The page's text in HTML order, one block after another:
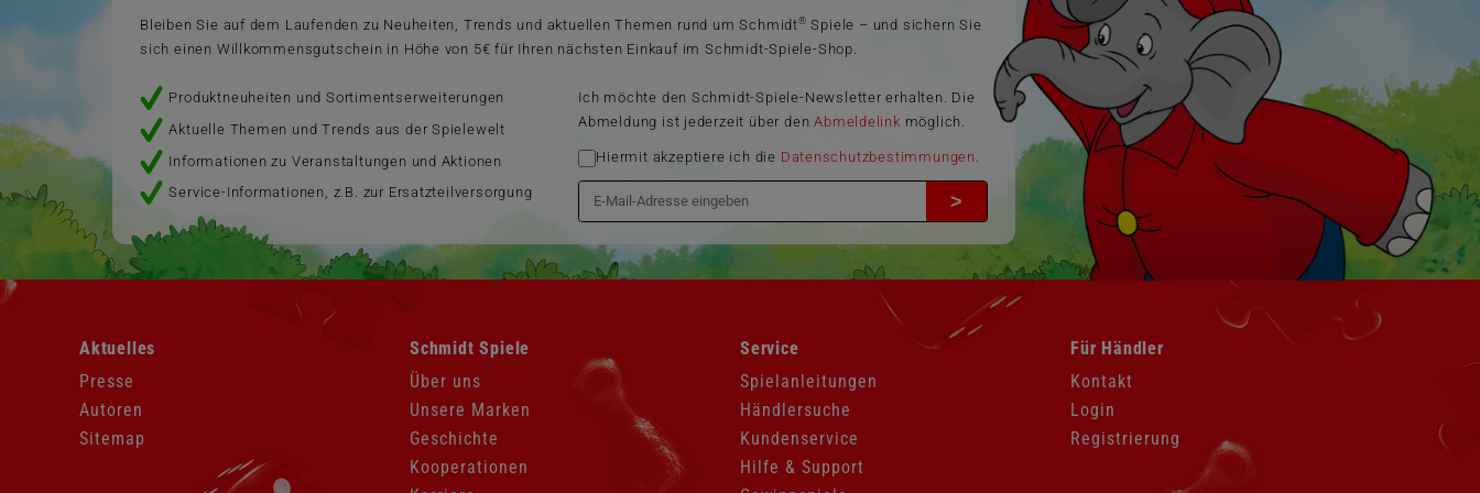
Bleiben Sie auf dem Laufenden zu Neuheiten, Trends und aktuellen Themen rund um Schmidt® Spiele – und sichern Sie
sich einen Willkommensgutschein in Höhe von 5€ für Ihren nächsten Einkauf im Schmidt-Spiele-Shop.
Produktneuheiten und Sortimentserweiterungen
Aktuelle Themen und Trends aus der Spielewelt
Informationen zu Veranstaltungen und Aktionen
Service-Informationen, z.B. zur Ersatzteilversorgung
Ich möchte den Schmidt-Spiele-Newsletter erhalten. Die
Abmeldung ist jederzeit über denAbmeldelink möglich.
Hiermit akzeptiere ich die Datenschutzbestimmungen .
>
Navigation
überspringen
Aktuelles
Presse
Autoren
Sitemap
Navigation
überspringen
Schmidt Spiele
Über uns
Unsere Marken
Geschichte
Kooperationen
Navigation
überspringen
Service
Spielanleitungen
Händlersuche
Kundenservice
Hilfe & Support
Navigation
überspringen
Für Händler
Kontakt
Login
Registrierung